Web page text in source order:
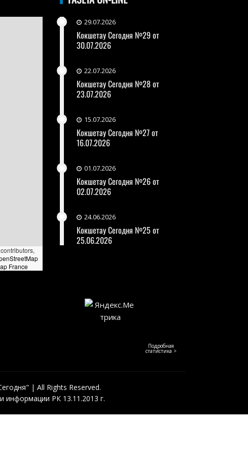
contributors,
France
29.07.2026
Кокшетау Сегодня №29 от
30.07.2026
22.07.2026
Кокшетау Сегодня №28 от
23.07.2026
15.07.2026
Кокшетау Сегодня №27 от
16.07.2026
01.07.2026
Кокшетау Сегодня №26 от
02.07.2026
24.06.2026
Кокшетау Сегодня №25 от
25.06.2026
Подробная
статистика >
| All Rights Reserved.
информации РК 13.11.2013 г.